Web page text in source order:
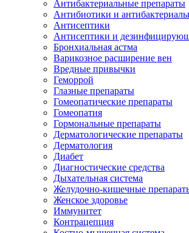
Антибактериальные препараты
Антибиотики и
Антисептики
Антисептики и
Бронхиальная астма
Варикозное расширение вен
Вредные привычки
Геморрой
Глазные препараты
Гомеопатические препараты
Гомеопатия
Гормональные препараты
Дерматологические препараты
Дерматология
Диабет
Диагностические средства
Дыхательная система
Желудочно-кишечные
Женское здоровье
Иммунитет
Контрацепция